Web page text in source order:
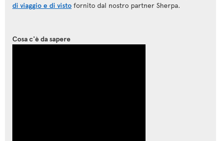
di viaggio e di visto fornito dal nostro partner Sherpa.
Cosa c'è da sapere